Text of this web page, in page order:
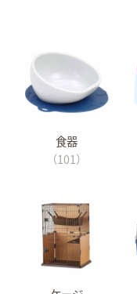
食器
（101）